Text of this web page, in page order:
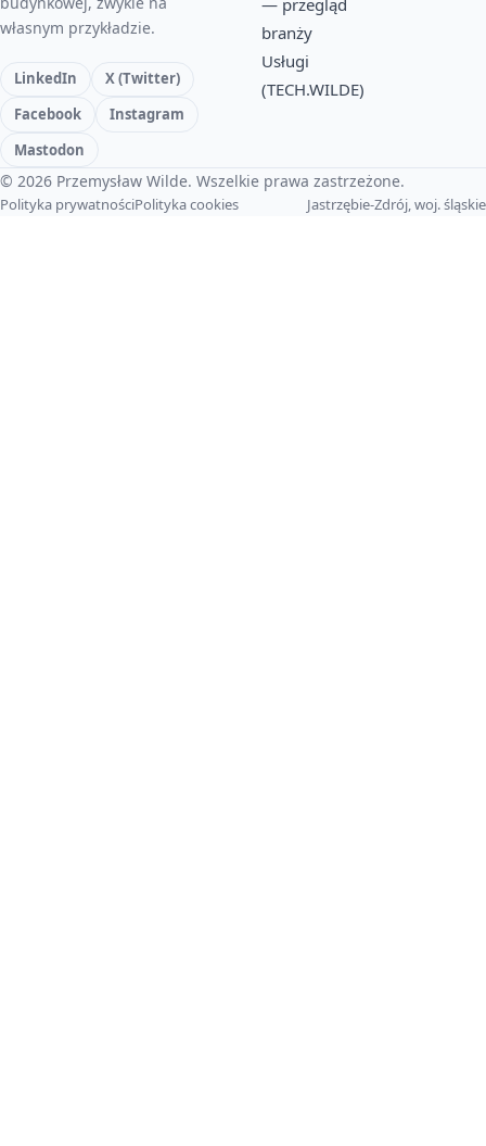
własnym przykładzie.
LinkedIn
X (Twitter)
Facebook
Instagram
Mastodon
branży
Usługi
(TECH.WILDE)
© 2026 Przemysław Wilde. Wszelkie prawa zastrzeżone.
Polityka prywatnościPolityka cookies Jastrzębie-Zdrój, woj. śląskie